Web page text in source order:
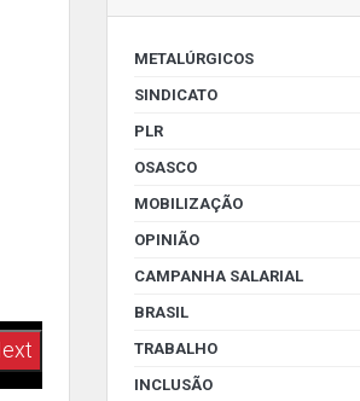
METALÚRGICOS
SINDICATO
PLR
OSASCO
MOBILIZAÇÃO
OPINIÃO
CAMPANHA SALARIAL
BRASIL
TRABALHO
INCLUSÃO